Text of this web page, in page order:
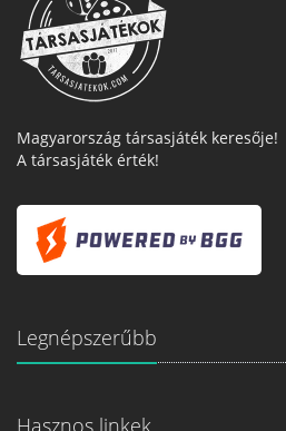
Magyarország társasjáték keresője!
A társasjáték érték!
Legnépszerűbb